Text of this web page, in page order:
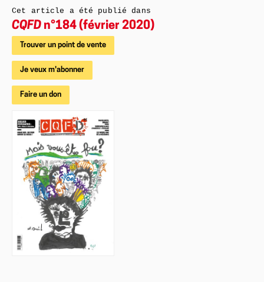
Cet article a été publié dans
CQFD n°184 (février 2020)
Trouver un point de vente
Je veux m'abonner
Faire un don